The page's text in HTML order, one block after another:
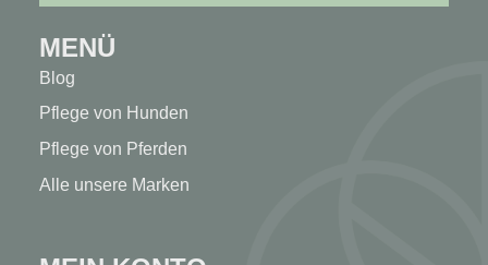
MENÜ
Blog
Pflege von Hunden
Pflege von Pferden
Alle unsere Marken